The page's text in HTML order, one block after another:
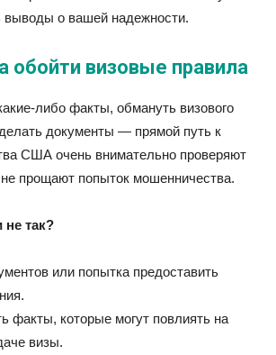
выводы о вашей надежности.
обойти визовые правила
либо факты, обмануть визового
документы — прямой путь к
США очень внимательно проверяют
прощают попыток мошенничества.
не так?
или попытка предоставить
факты, которые могут повлиять на
визы.